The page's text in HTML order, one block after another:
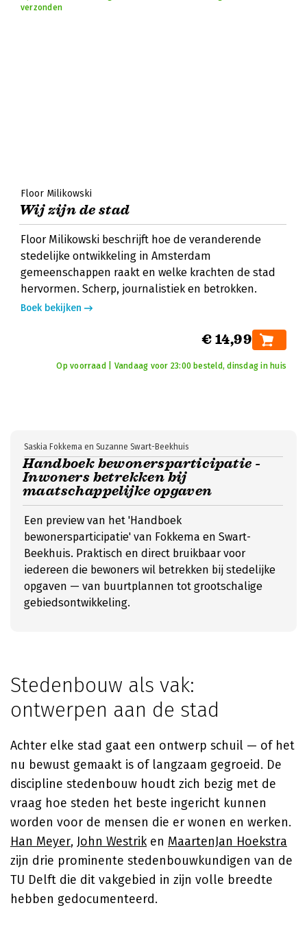
verzonden
Floor Milikowski
Wij zijn de stad
Floor Milikowski beschrijft hoe de veranderende
stedelijke ontwikkeling in Amsterdam
gemeenschappen raakt en welke krachten de stad
hervormen. Scherp, journalistiek en betrokken.
Boek bekijken
€ 14,99
Op voorraad | Vandaag voor 23:00 besteld, dinsdag in huis
Handboek bewonersparticipatie -
Inwoners betrekken bij
maatschappelijke opgaven
Saskia Fokkema en Suzanne Swart-Beekhuis
Een preview van het 'Handboek
bewonersparticipatie' van Fokkema en Swart-
Beekhuis. Praktisch en direct bruikbaar voor
iedereen die bewoners wil betrekken bij stedelijke
opgaven — van buurtplannen tot grootschalige
gebiedsontwikkeling.
Stedenbouw als vak:
ontwerpen aan de stad
Achter elke stad gaat een ontwerp schuil — of het
nu bewust gemaakt is of langzaam gegroeid. De
discipline stedenbouw houdt zich bezig met de
vraag hoe steden het beste ingericht kunnen
worden voor de mensen die er wonen en werken.
Han Meyer, John Westriken MaartenJan Hoekstra
zijn drie prominente stedenbouwkundigen van de
TU Delft die dit vakgebied in zijn volle breedte
hebben gedocumenteerd.